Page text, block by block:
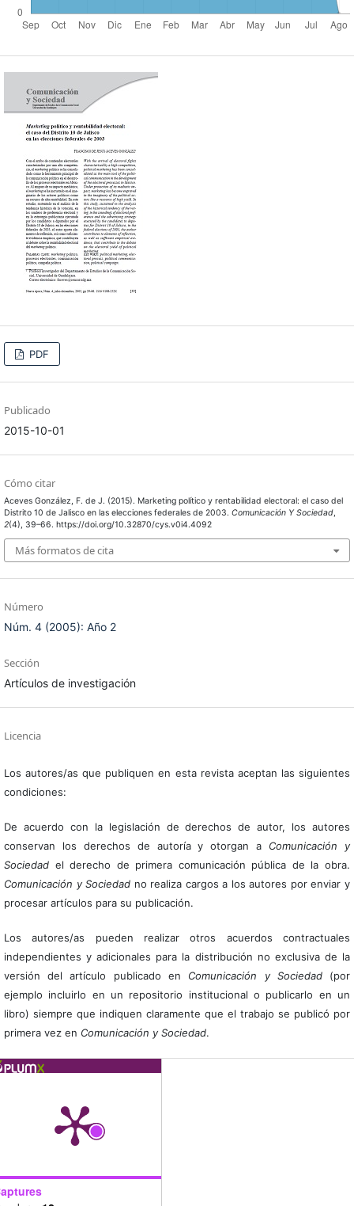
PDF
Publicado
2015-10-01
Cómo citar
Aceves González, F. de J. (2015). Marketing político y rentabilidad electoral: el caso del
Distrito 10 de Jalisco en las elecciones federales de 2003. Comunicación Y Sociedad,
2(4), 39–66. https://doi.org/10.32870/cys.v0i4.4092
Más formatos de cita
Número
Núm. 4 (2005): Año 2
Sección
Artículos de investigación
Licencia
Los autores/as que publiquen en esta revista aceptan las siguientes
condiciones:
De acuerdo con la legislación de derechos de autor, los autores
conservan los derechos de autoría y otorgan a Comunicación y
Sociedadel derecho de primera comunicación pública de la obra.
Comunicación y Sociedad no realiza cargos a los autores por enviar y
procesar artículos para su publicación.
Los autores/as pueden realizar otros acuerdos contractuales
independientes y adicionales para la distribución no exclusiva de la
versión del artículo publicado en Comunicación y Sociedad(por
ejemplo incluirlo en un repositorio institucional o publicarlo en un
libro) siempre que indiquen claramente que el trabajo se publicó por
primera vez en Comunicación y Sociedad.